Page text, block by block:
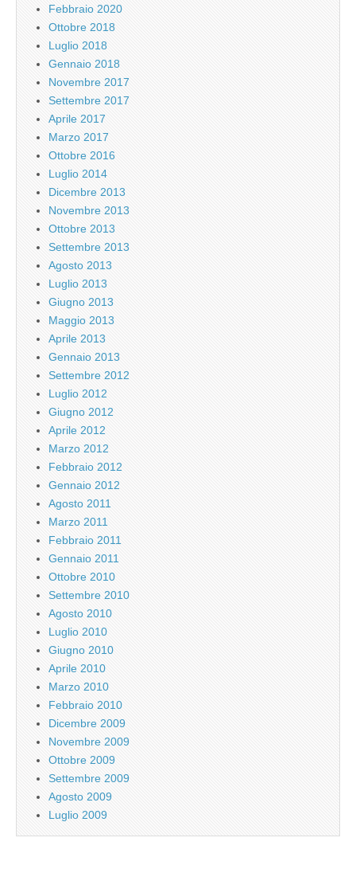
Febbraio 2020
Ottobre 2018
Luglio 2018
Gennaio 2018
Novembre 2017
Settembre 2017
Aprile 2017
Marzo 2017
Ottobre 2016
Luglio 2014
Dicembre 2013
Novembre 2013
Ottobre 2013
Settembre 2013
Agosto 2013
Luglio 2013
Giugno 2013
Maggio 2013
Aprile 2013
Gennaio 2013
Settembre 2012
Luglio 2012
Giugno 2012
Aprile 2012
Marzo 2012
Febbraio 2012
Gennaio 2012
Agosto 2011
Marzo 2011
Febbraio 2011
Gennaio 2011
Ottobre 2010
Settembre 2010
Agosto 2010
Luglio 2010
Giugno 2010
Aprile 2010
Marzo 2010
Febbraio 2010
Dicembre 2009
Novembre 2009
Ottobre 2009
Settembre 2009
Agosto 2009
Luglio 2009